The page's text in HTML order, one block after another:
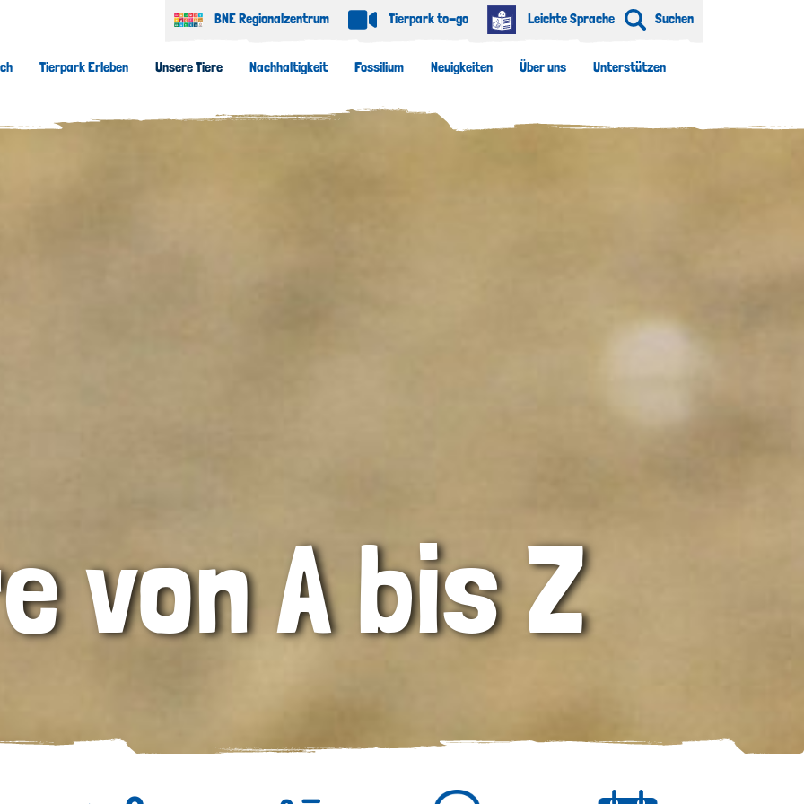
Tierpark Erleben Unsere Tiere Nachhaltigkeit Fossilium Neuigkeiten Über uns Unterstützen
BNE Regionalzentrum Tierpark to-go Leichte Sprache Suchen
von A bis Z